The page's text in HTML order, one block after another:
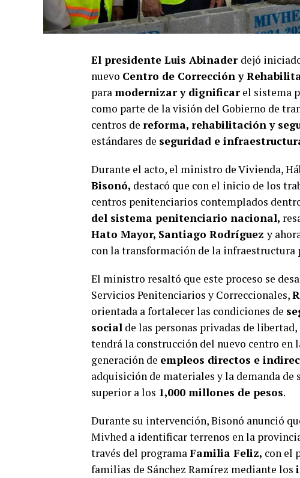
El presidente Luis Abinader dejó
nuevo Centro de Corrección y
paramodernizar y dignificarel sistema
como parte de la visión del Gobierno de
centros de reforma, rehabilitación y
estándares de seguridad e
Durante el acto, el ministro de Vivienda,
Bisonó, destacó que con el inicio de los
centros penitenciarios contemplados
del sistema penitenciario nacional,
Hato Mayor, Santiago Rodríguezy
con la transformación de la infraestructura
El ministro resaltó que este proceso se
Servicios Penitenciarios y Correccionales,
orientada a fortalecer las condiciones de
social de las personas privadas de
tendrá la construcción del nuevo centro en
generación de empleos directos e
adquisición de materiales y la demanda
superior a los 1,000 millones de pesos.
Durante su intervención, Bisonó anunció
Mivhed a identificar terrenos en la
través del programaFamilia Feliz, con el
familias de Sánchez Ramírez mediante los